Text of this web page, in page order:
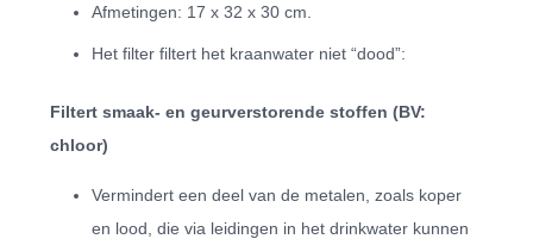
Afmetingen: 17 x 32 x 30 cm.
Het filter filtert het kraanwater niet “dood”:
Filtert smaak- en geurverstorende stoffen (BV:
chloor)
Vermindert een deel van de metalen, zoals koper
en lood, die via leidingen in het drinkwater kunnen